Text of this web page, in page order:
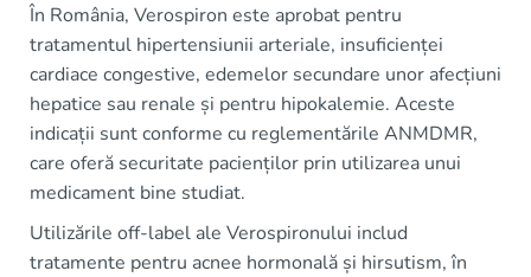
În România, Verospiron este aprobat pentru
tratamentul hipertensiunii arteriale, insuficienței
cardiace congestive, edemelor secundare unor afecțiuni
hepatice sau renale și pentru hipokalemie. Aceste
indicații sunt conforme cu reglementările ANMDMR,
care oferă securitate pacienților prin utilizarea unui
medicament bine studiat.
Utilizările off-label ale Verospironului includ
tratamente pentru acnee hormonală și hirsutism, în